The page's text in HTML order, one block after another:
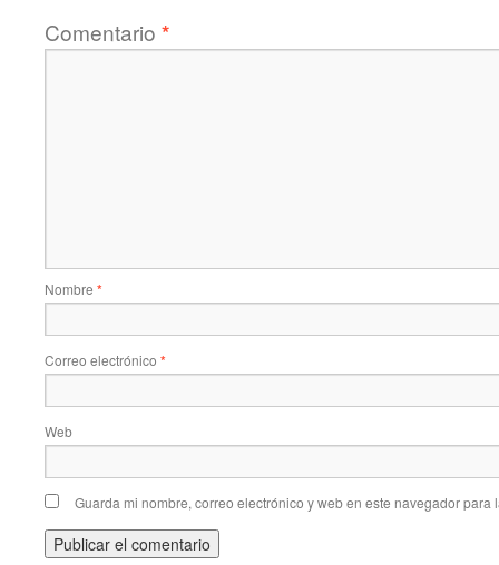
Comentario *
Nombre *
Correo electrónico *
Web
Guarda mi nombre, correo electrónico y web en este navegador para